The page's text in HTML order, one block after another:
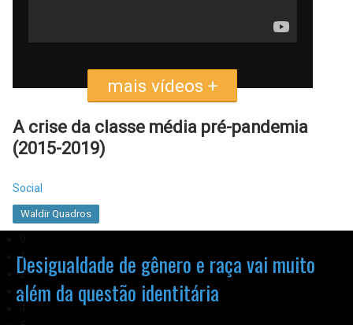
Desigualdade de gênero e raça vai muito
além da questão identitária
1
2
3
mais vídeos +
A crise da classe média pré-pandemia
(2015-2019)
Social
Waldir Quadros
Como financiar o auxílio emergencial
Fiscal